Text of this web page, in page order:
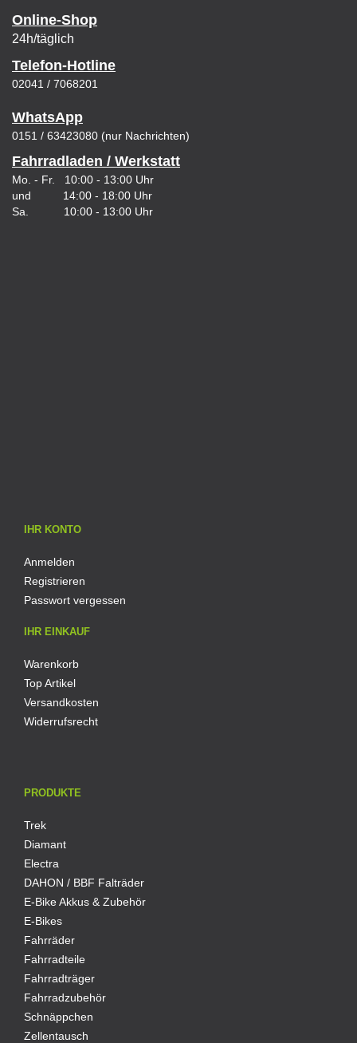
Online-Shop
24h/täglich
Telefon-Hotline
02041 / 7068201
WhatsApp
0151 / 63423080 (nur Nachrichten)
Fahrradladen / Werkstatt
Mo. - Fr. 10:00 - 13:00 Uhr
und 14:00 - 18:00 Uhr
Sa. 10:00 - 13:00 Uhr
IHR KONTO
Anmelden
Registrieren
Passwort vergessen
IHR EINKAUF
Warenkorb
Top Artikel
Versandkosten
Widerrufsrecht
PRODUKTE
Trek
Diamant
Electra
DAHON / BBF Falträder
E-Bike Akkus & Zubehör
E-Bikes
Fahrräder
Fahrradteile
Fahrradträger
Fahrradzubehör
Schnäppchen
Zellentausch